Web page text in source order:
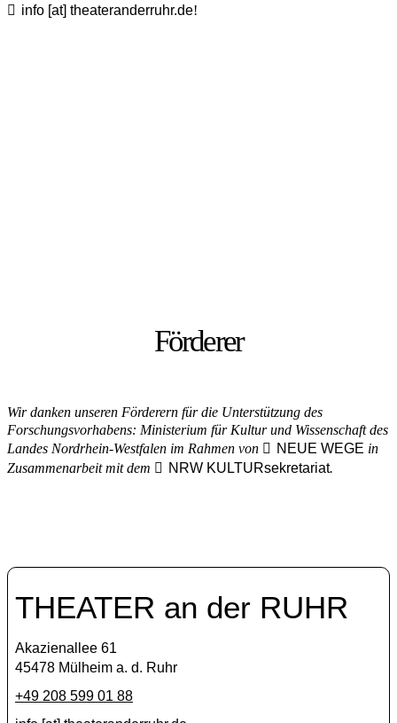
info [​at​] theateranderruhr.de!
Förderer
Wir danken unseren Förderern für die Unterstützung des
Forschungsvorhabens: Ministerium für Kultur und Wissenschaft des
Landes Nordrhein-Westfalen im Rahmen von
NEUE WEGE in
Zusammenarbeit mit dem
NRW KULTURsekretariat.
THEATER an der RUHR
Akazienallee 61
45478 Mülheim a. d. Ruhr
+49 208 599 01 88